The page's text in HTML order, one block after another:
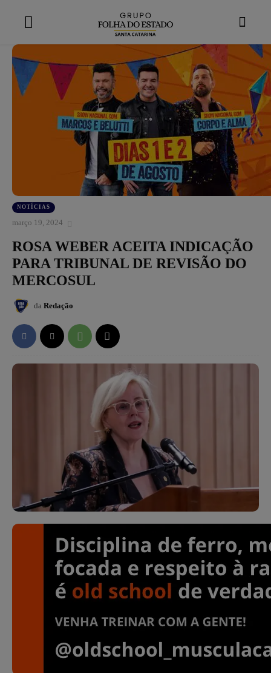
NOTÍCIAS
março 19, 2024
ROSA WEBER ACEITA INDICAÇÃO
PARA TRIBUNAL DE REVISÃO DO
MERCOSUL
da Redação